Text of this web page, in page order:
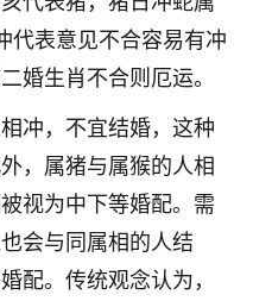
代表意见不合容易有冲
婚生肖不合则厄运。
冲，不宜结婚，这种
，属猪与属猴的人相
视为中下等婚配。需
会与同属相的人结
配。传统观念认为，
朋友介绍，找到慧来老
做梦再也没有梦到过
，图个心安，给亡母
感兴趣